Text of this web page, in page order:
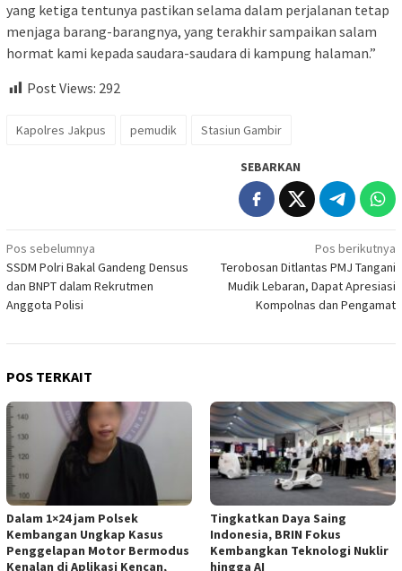
yang ketiga tentunya pastikan selama dalam perjalanan tetap
menjaga barang-barangnya, yang terakhir sampaikan salam
hormat kami kepada saudara-saudara di kampung halaman.”
Post Views: 292
Kapolres Jakpus pemudik Stasiun Gambir
SEBARKAN
Navigasi
pos
Pos sebelumnya
SSDM Polri Bakal Gandeng Densus
dan BNPT dalam Rekrutmen
Anggota Polisi
Pos berikutnya
Terobosan Ditlantas PMJ Tangani
Mudik Lebaran, Dapat Apresiasi
Kompolnas dan Pengamat
POS TERKAIT
Dalam 1×24 jam Polsek
Kembangan Ungkap Kasus
Penggelapan Motor Bermodus
Kenalan di Aplikasi Kencan,
Tingkatkan Daya Saing
Indonesia, BRIN Fokus
Kembangkan Teknologi Nuklir
hingga AI